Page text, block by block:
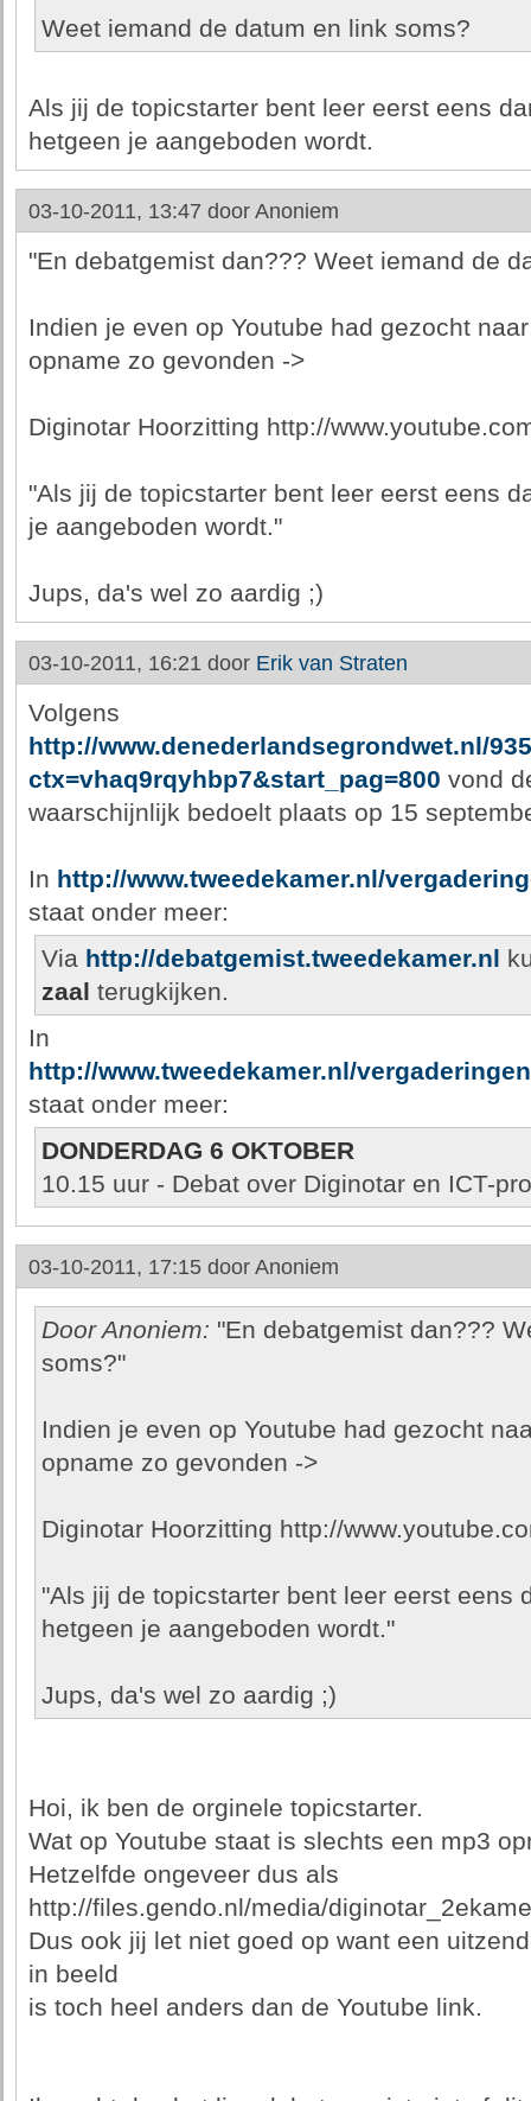
Weet iemand de datum en link soms?
Als jij de topicstarter bent leer eerst eens
hetgeen je aangeboden wordt.
03-10-2011, 13:47 door Anoniem
"En debatgemist dan??? Weet iemand de
Indien je even op Youtube had gezocht
opname zo gevonden ->
Diginotar Hoorzitting http://
"Als jij de topicstarter bent leer eerst eens
je aangeboden wordt."
Jups, da's wel zo aardig ;)
03-10-2011, 16:21 door Erik van Straten
Volgens
http://www.denederlandsegrondwet.nl/
ctx=vhaq9rqyhbp7&start_pag=800 vond
waarschijnlijk bedoelt plaats op 15
In http://www.tweedekamer.nl/
staat onder meer:
Via http://debatgemist.tweedekamer.nl
zaal terugkijken.
In
http://www.tweedekamer.nl/
staat onder meer:
DONDERDAG 6 OKTOBER
10.15 uur - Debat over Diginotar en ICT-
03-10-2011, 17:15 door Anoniem
Door Anoniem: "En debatgemist dan???
soms?"
Indien je even op Youtube had gezocht
opname zo gevonden ->
Diginotar Hoorzitting http://
"Als jij de topicstarter bent leer eerst eens
hetgeen je aangeboden wordt."
Jups, da's wel zo aardig ;)
Hoi, ik ben de orginele topicstarter.
Wat op Youtube staat is slechts een mp3
Hetzelfde ongeveer dus als
http://files.gendo.nl/media/
Dus ook jij let niet goed op want een
in beeld
is toch heel anders dan de Youtube link.